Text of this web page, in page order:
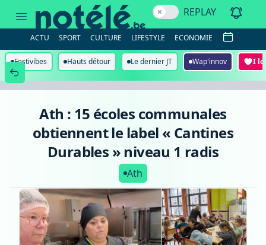
communales
obtiennent
label
«
Cantines
REPLAY
ACTU SPORT CULTURE LIFESTYLE ECONOMIE
Festivibes Hauts détour Le dernier JT Wap'innov I
Ath : 15 écoles communales
obtiennent le label « Cantines
Durables » niveau 1 radis
Ath